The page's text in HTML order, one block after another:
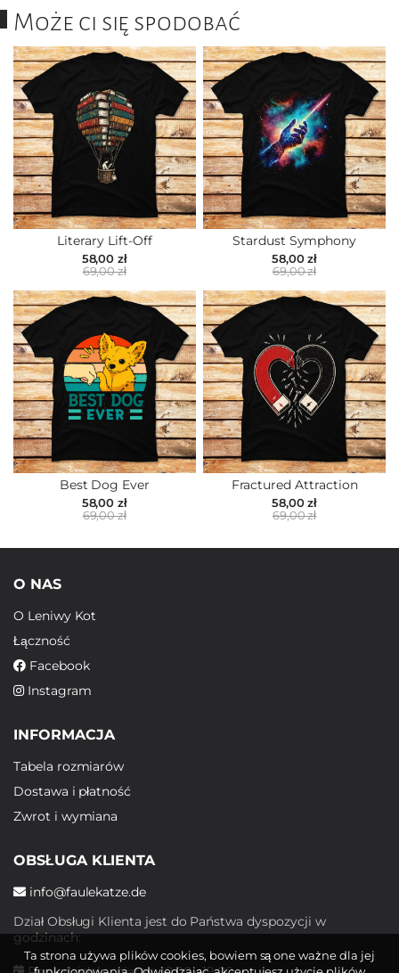
Może ci się spodobać
Literary Lift-Off
58,00 zł
69,00 zł
Stardust Symphony
58,00 zł
69,00 zł
Best Dog Ever
58,00 zł
69,00 zł
Fractured Attraction
58,00 zł
69,00 zł
O NAS
O Leniwy Kot
Łączność
Facebook
Instagram
INFORMACJA
Tabela rozmiarów
Dostawa i płatność
Zwrot i wymiana
OBSŁUGA KLIENTA
info@faulekatze.de
Dział Obsługi Klienta jest do Państwa dyspozycji w
godzinach:
Ta strona używa plików cookies, bowiem są one ważne dla jej